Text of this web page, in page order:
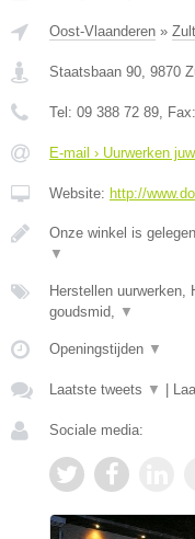
Oost-Vlaanderen »
Staatsbaan 90, 9870
Tel: 09 388 72 89, Fax:
E-mail › Uurwerken
Website: http://
Onze winkel is
▼
Herstellen uurwerken,
goudsmid, ▼
Openingstijden ▼
Laatste tweets ▼
Sociale media: